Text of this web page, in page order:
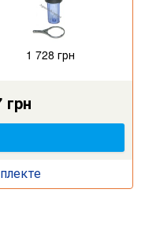
1 728 грн
грн
грн